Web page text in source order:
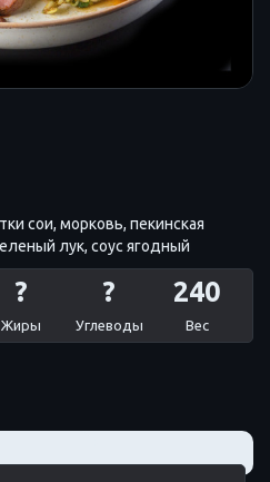
сои, морковь, пекинская
лук, соус ягодный
? ? 240
Жиры Углеводы Вес